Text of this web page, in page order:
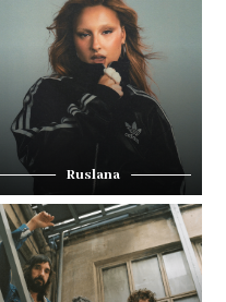
Ruslana